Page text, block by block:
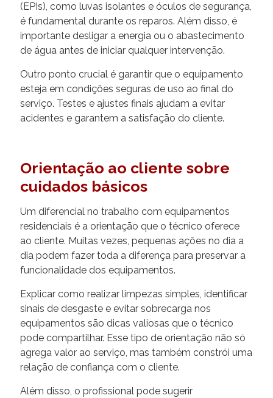
(EPIs), como luvas isolantes e óculos de segurança,
é fundamental durante os reparos. Além disso, é
importante desligar a energia ou o abastecimento
de água antes de iniciar qualquer intervenção.
Outro ponto crucial é garantir que o equipamento
esteja em condições seguras de uso ao final do
serviço. Testes e ajustes finais ajudam a evitar
acidentes e garantem a satisfação do cliente.
Orientação ao cliente sobre
cuidados básicos
Um diferencial no trabalho com equipamentos
residenciais é a orientação que o técnico oferece
ao cliente. Muitas vezes, pequenas ações no dia a
dia podem fazer toda a diferença para preservar a
funcionalidade dos equipamentos.
Explicar como realizar limpezas simples, identificar
sinais de desgaste e evitar sobrecarga nos
equipamentos são dicas valiosas que o técnico
pode compartilhar. Esse tipo de orientação não só
agrega valor ao serviço, mas também constrói uma
relação de confiança com o cliente.
Além disso, o profissional pode sugerir